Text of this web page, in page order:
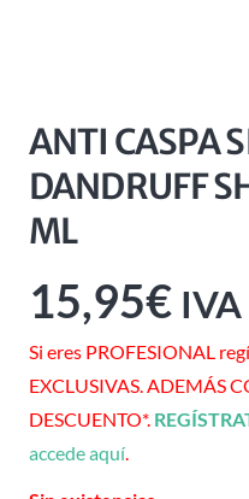
ANTI CASPA
DANDRUFF
ML
15,95€
Si eres PROFESIONAL
EXCLUSIVAS. ADEMÁS
DESCUENTO*.
accede aquí.